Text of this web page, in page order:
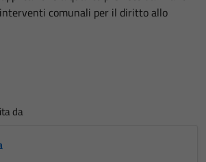
comunali per il diritto allo
da